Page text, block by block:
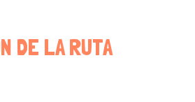
DE LA RUTA